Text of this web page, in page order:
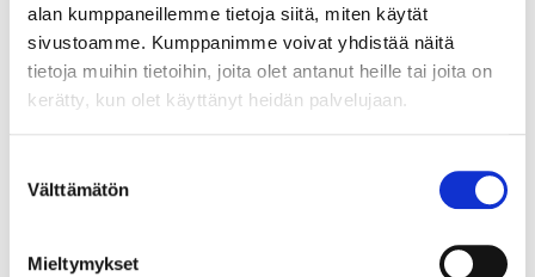
alan kumppaneillemme tietoja siitä, miten käytät
sivustoamme. Kumppanimme voivat yhdistää näitä
tietoja muihin tietoihin, joita olet antanut heille tai joita on
kerätty, kun olet käyttänyt heidän palvelujaan.
valinta
Välttämätön
Mieltymykset